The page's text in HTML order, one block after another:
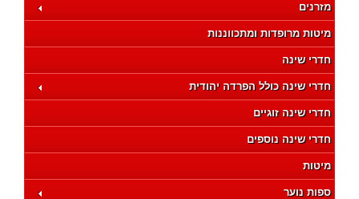
מזרנים
מיטות מרופדות ומתכווננות
חדרי שינה
חדרי שינה כולל הפרדה יהודית
חדרי שינה זוגיים
חדרי שינה נוספים
מיטות
ספות נוער